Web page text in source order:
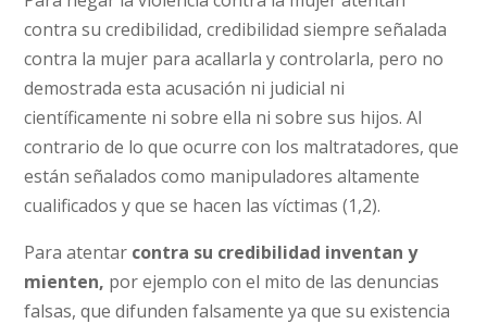
contra su credibilidad, credibilidad siempre señalada
contra la mujer para acallarla y controlarla, pero no
demostrada esta acusación ni judicial ni
científicamente ni sobre ella ni sobre sus hijos. Al
contrario de lo que ocurre con los maltratadores, que
están señalados como manipuladores altamente
cualificados y que se hacen las víctimas (1,2).
Para atentar contra su credibilidad inventan y
mienten, por ejemplo con el mito de las denuncias
falsas, que difunden falsamente ya que su existencia